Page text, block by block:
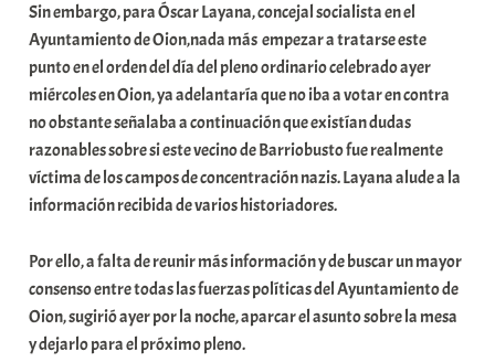
o
x
a
K
o
m
u
n
t
a
t
e
Sin embargo, para Óscar Layana, concejal socialista en el
Ayuntamiento de Oion,nada más empezar a tratarse este
punto en el orden del día del pleno ordinario celebrado ayer
miércoles en Oion, ya adelantaría que no iba a votar en contra
no obstante señalaba a continuación que existían dudas
razonables sobre si este vecino de Barriobusto fue realmente
víctima de los campos de concentración nazis. Layana alude a la
información recibida de varios historiadores.
Por ello, a falta de reunir más información y de buscar un mayor
consenso entre todas las fuerzas políticas del Ayuntamiento de
Oion, sugirió ayer por la noche, aparcar el asunto sobre la mesa
y dejarlo para el próximo pleno.